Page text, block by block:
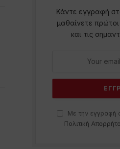
Κάντε εγγραφή
μαθαίνετε
και τις
Με την εγγραφή
Πολιτική